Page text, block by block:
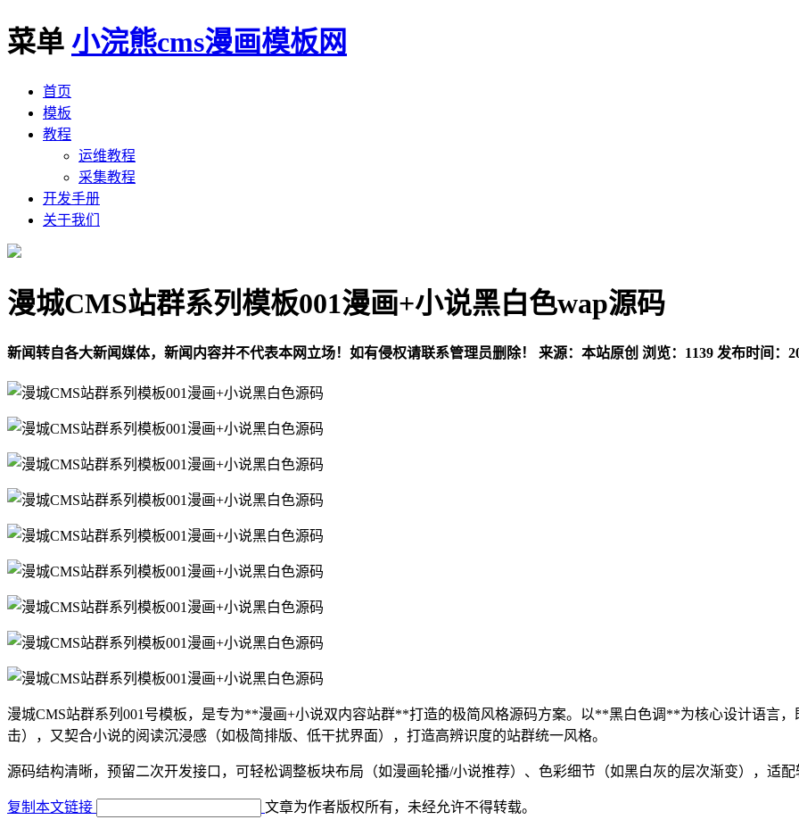
菜单 小浣熊cms漫画模板网
首页
模板
教程
运维教程
采集教程
开发手册
关于我们
漫城CMS站群系列模板001漫画+小说黑白色wap源码
新闻转自各大新闻媒体，新闻内容并不代表本网立场！如有侵权请联系管理员删除！ 来源：本站原创 浏览：1139 发布时间：
漫城CMS站群系列001号模板，是专为**漫画+小说双内容站群**打造的极简风格源码方案。以**黑白色调**为核心设计语言
击），又契合小说的阅读沉浸感（如极简排版、低干扰界面），打造高辨识度的站群统一风格。
源码结构清晰，预留二次开发接口，可轻松调整板块布局（如漫画轮播/小说推荐）、色彩细节（如黑白灰的层次渐变），适
复制本文链接 文章为作者版权所有，未经允许不得转载。